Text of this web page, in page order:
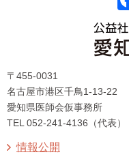
〒455-0031
名古屋市港区千鳥1-13-22
愛知県医師会仮事務所
TEL 052-241-4136（代表）
情報公開